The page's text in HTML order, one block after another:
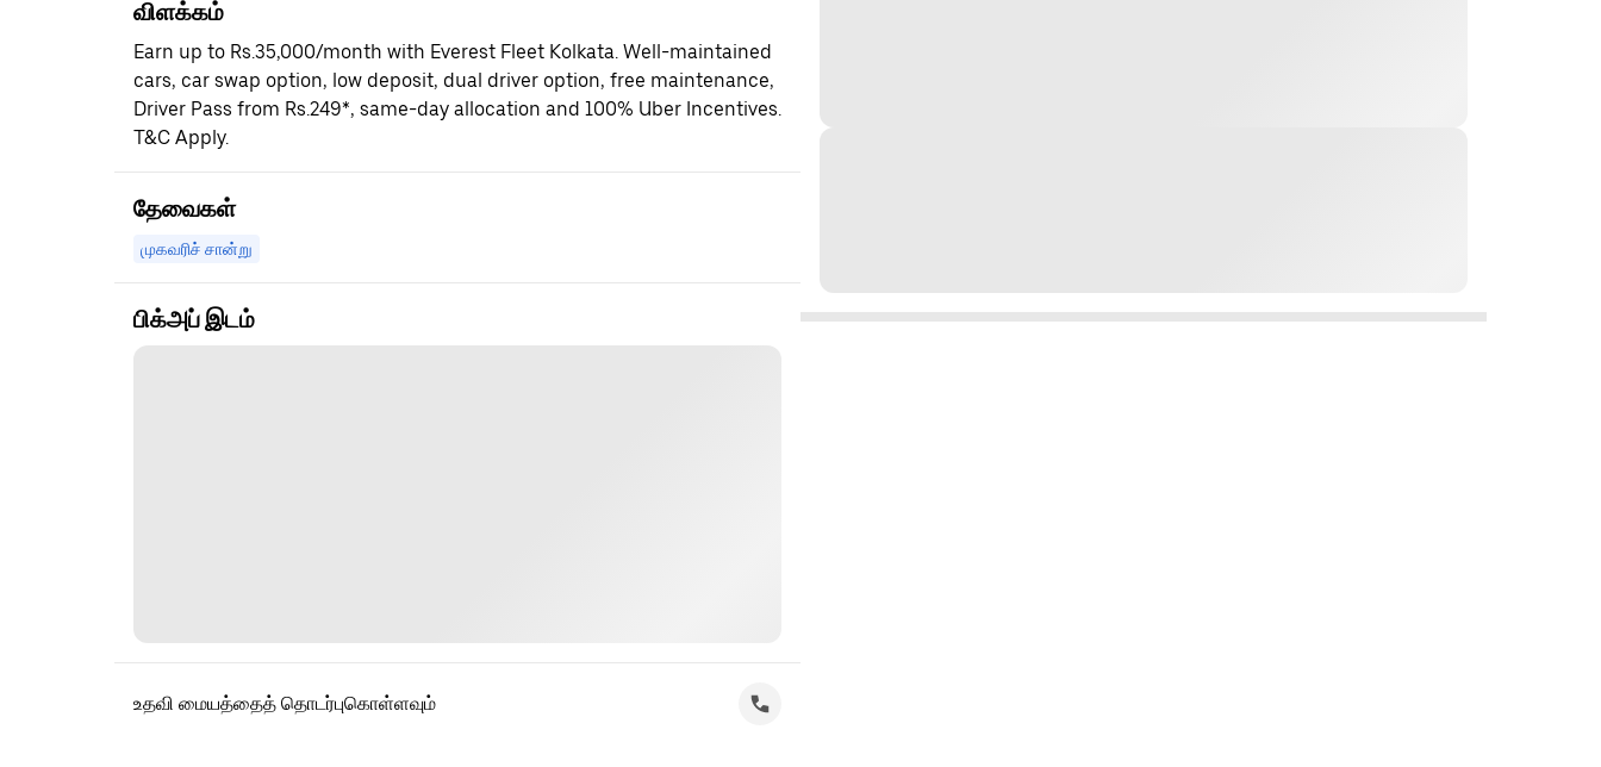
விளக்கம்
Earn up to Rs.35,000/month with Everest Fleet Kolkata. Well-maintained
cars, car swap option, low deposit, dual driver option, free maintenance,
Driver Pass from Rs.249*, same-day allocation and 100% Uber Incentives.
T&C Apply.
தேவைகள்
முகவரிச் சான்று
பிக்அப் இடம்
உதவி மையத்தைத் தொடர்புகொள்ளவும்